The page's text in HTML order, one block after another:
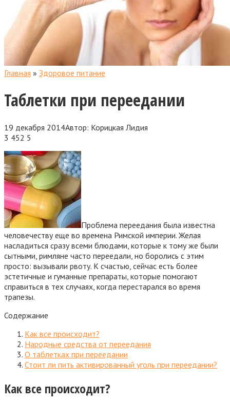
Главная » Здоровое питание
Таблетки при переедании
19 декабря 2014Автор: Корицкая Лидия
3 452 5
Проблема переедания была известна
человечеству еще во времена Римской империи. Желая
насладиться сразу всеми блюдами, которые к тому же были
сытными, римляне часто переедали, но боролись с этим
просто: вызывали рвоту. К счастью, сейчас есть более
эстетичные и гуманные препараты , которые помогают
справиться в тех случаях, когда перестарался во время
трапезы.
Содержание
Как все происходит?
Народные средства от переедания
О таблетках при переедании
Стоит ли пить активированный уголь при переедании?
Как все происходит?